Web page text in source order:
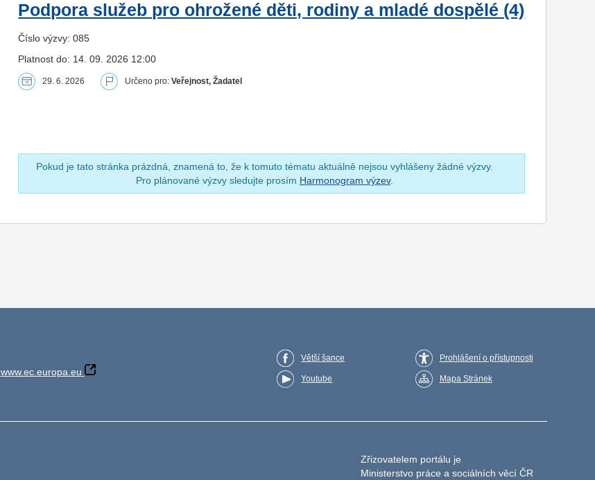
Podpora služeb pro ohrožené děti, rodiny a mladé dospělé (4)
Číslo výzvy: 085
Platnost do: 14. 09. 2026 12:00
29. 6. 2026 Určeno pro:Veřejnost, Žadatel
Pokud je tato stránka prázdná, znamená to, že k tomuto tématu aktuálně nejsou vyhlášeny žádné výzvy.
Pro plánované výzvy sledujte prosím Harmonogram výzev.
www.ec.europa.eu
Větší šance
Youtube
Prohlášení o přístupnosti
Mapa Stránek
Zřizovatelem portálu je
Ministerstvo práce a sociálních věcí ČR